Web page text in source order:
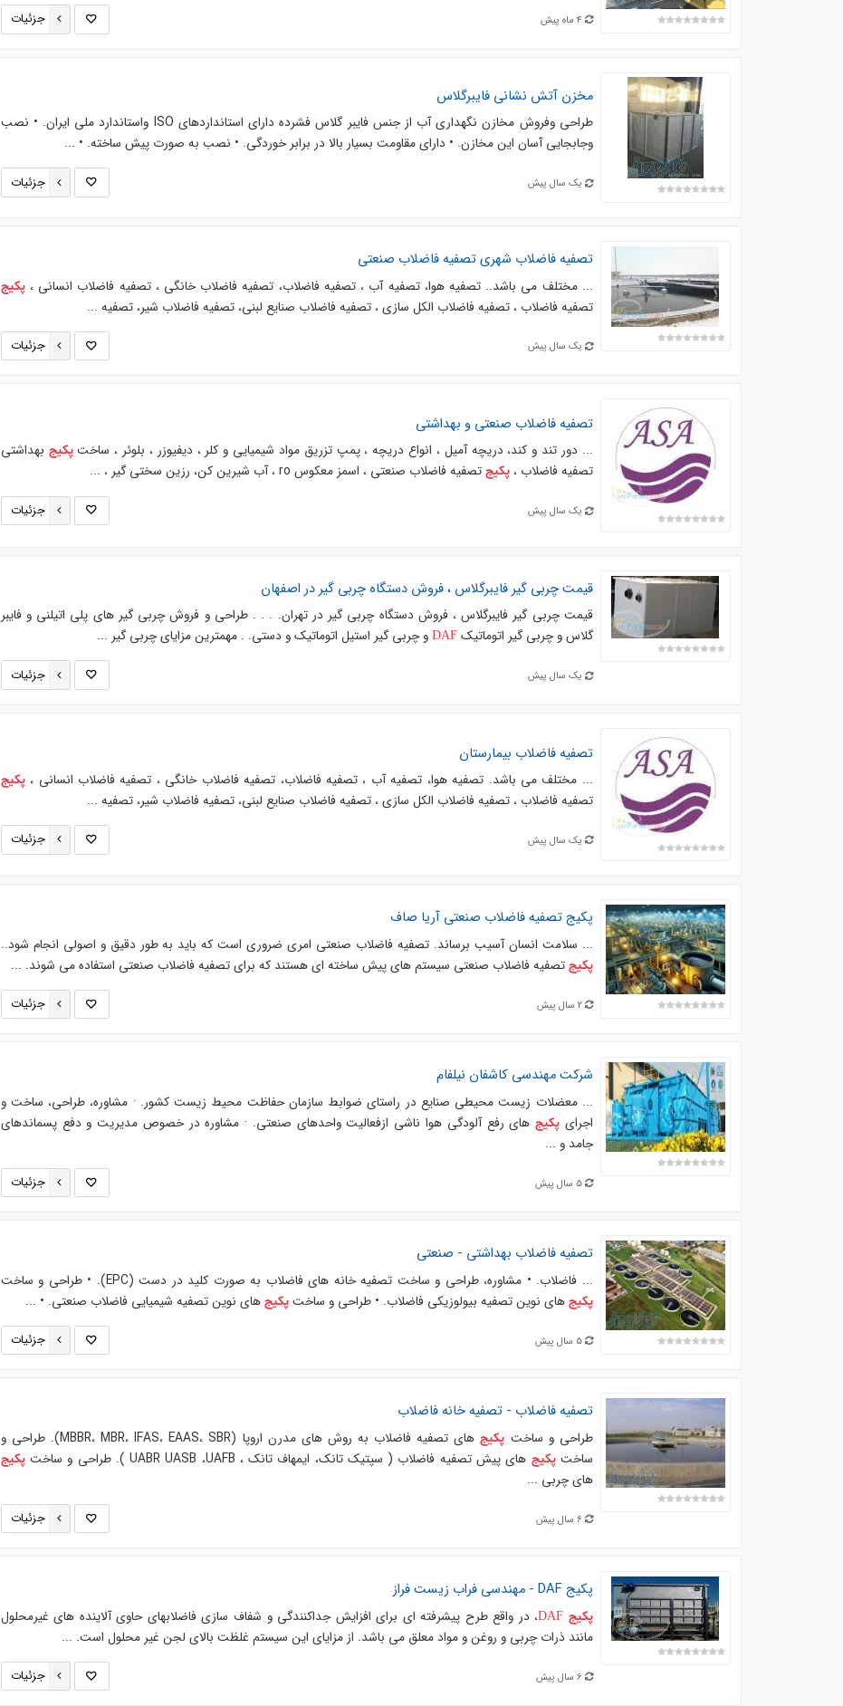
4 ماه پیش جزئیات
مخزن آتش نشانی فایبرگلاس
طراحی وفروش مخازن نگهداری آب از جنس فایبر گلاس فشرده دارای استانداردهای ISO واستاندارد ملی ایران. • نصب
وجابجایی آسان این مخازن. • دارای مقاومت بسیار بالا در برابر خوردگی. • نصب به صورت پیش ساخته. • ...
یک سال پیش جزئیات
تصفيه فاضلاب شهری تصفیه فاضلاب صنعتی
... مختلف می باشد.. تصفیه هوا، تصفیه آب ، تصفیه فاضلاب، تصفیه فاضلاب خانگی ، تصفیه فاضلاب انسانی ،پکیج
تصفیه فاضلاب ، تصفیه فاضلاب الکل سازی ، تصفیه فاضلاب صنایع لبنی، تصفيه فاضلاب شیر، تصفيه ...
یک سال پیش جزئیات
تصفیه فاضلاب صنعتی و بهداشتی
... دور تند و کند، دریچه آمیل ، انواع دریچه ، پمپ تزریق مواد شیمیایی و کلر ، دیفیوزر ، بلوئر ، ساختپکیج بهداشتی
تصفیه فاضلاب ،پکیج تصفیه فاضلاب صنعتی ، اسمز معکوس ro ، آب شیرین کن، رزین سختی گیر ، ...
یک سال پیش جزئیات
قیمت چربی گیر فایبرگلاس ، فروش دستگاه چربی گیر در اصفهان
قیمت چربی گیر فایبرگلاس ، فروش دستگاه چربی گیر در تهران. . . . طراحی و فروش چربی گیر های پلی اتیلنی و فایبر
گلاس و چربی گیر اتوماتیکDAF و چربی گیر استیل اتوماتیک و دستی. . مهمترین مزایای چربی گیر ...
یک سال پیش جزئیات
تصفیه فاضلاب بیمارستان
... مختلف می باشد. تصفیه هوا، تصفیه آب ، تصفیه فاضلاب، تصفیه فاضلاب خانگی ، تصفیه فاضلاب انسانی ،پکیج
تصفیه فاضلاب ، تصفیه فاضلاب الکل سازی ، تصفیه فاضلاب صنایع لبنی، تصفيه فاضلاب شیر، تصفيه ...
یک سال پیش جزئیات
پکیجتصفیه فاضلاب صنعتی آریا صاف
... سلامت انسان آسیب برساند. تصفیه فاضلاب صنعتی امری ضروری است که باید به طور دقیق و اصولی انجام شود..
پکیج تصفیه فاضلاب صنعتی سیستم های پیش ساخته ای هستند که برای تصفیه فاضلاب صنعتی استفاده می شوند. ...
2 سال پیش جزئیات
شرکت مهندسی کاشفان نیلفام
... معضلات زیست محیطی صنایع در راستای ضوابط سازمان حفاظت محیط زیست کشور. · مشاوره، طراحی، ساخت و
اجرای پکیجهای رفع آلودگی هوا ناشی ازفعالیت واحدهای صنعتی. · مشاوره در خصوص مدیریت و دفع پسماندهای
جامد و ...
5 سال پیش جزئیات
تصفیه فاضلاب بهداشتی - صنعتی
... فاضلاب. • مشاوره، طراحی و ساخت تصفیه خانه های فاضلاب به صورت کلید در دست (EPC). • طراحی و ساخت
پکیج های نوین تصفیه بیولوزیکی فاضلاب. • طراحی و ساختپکیج های نوین تصفیه شیمیایی فاضلاب صنعتی. • ...
5 سال پیش جزئیات
تصفیه فاضلاب - تصفیه خانه فاضلاب
طراحی و ساخت پکیج
های تصفیه فاضلاب به روش های مدرن اروپا (MBBR، MBR، IFAS، EAAS، SBR). طراحی و
ساختپکیج های پیش تصفیه فاضلاب ( سپتیک تانک، ایمهاف تانک ، UABR UASB ،UAFB ). طراحی و ساخت پکیج
های چربی ...
6 سال پیش جزئیات
پکیجDAF - مهندسی فراب زیست فراز
پکیج DAF، در واقع طرح پيشرفته اي براي افزايش جداكنندگي و شفاف سازي فاضلابهاي حاوي آلاينده هاي غيرمحلول
مانند ذرات چربی و روغن و مواد معلق مي باشد. از مزاياي اين سيستم غلظت بالاي لجن غير محلول است. ...
6 سال پیش جزئیات